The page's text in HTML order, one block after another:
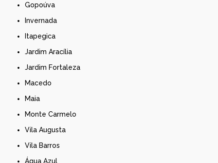
Gopoúva
Invernada
Itapegica
Jardim Aracília
Jardim Fortaleza
Macedo
Maia
Monte Carmelo
Vila Augusta
Vila Barros
Água Azul